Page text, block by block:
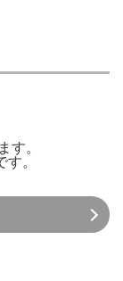
す。
す。